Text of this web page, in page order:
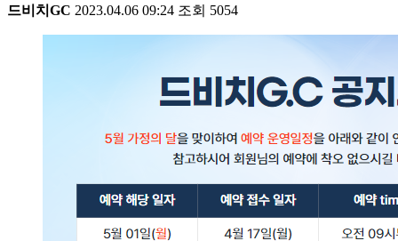
드비치GC 2023.04.06 09:24 조회 5054